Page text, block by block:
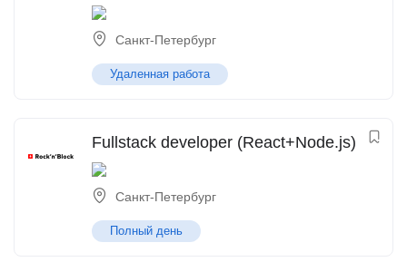
Санкт-Петербург
Удаленная работа
Fullstack developer (React+Node.js)
Санкт-Петербург
Полный день